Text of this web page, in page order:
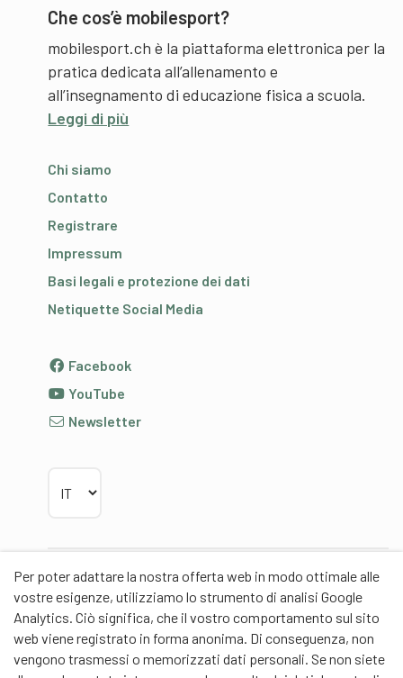
Per poter adattare la nostra offerta web in modo ottimale alle
vostre esigenze, utilizziamo lo strumento di analisi Google
Analytics. Ciò significa, che il vostro comportamento sul sito
web viene registrato in forma anonima. Di conseguenza, non
vengono trasmessi o memorizzati dati personali. Se non siete
Che cos’è mobilesport?
mobilesport.ch è la piattaforma elettronica per la
pratica dedicata all’allenamento e
all’insegnamento di educazione fisica a scuola.
Leggi di più
Chi siamo
Contatto
Registrare
Impressum
Basi legali e protezione dei dati
Netiquette Social Media
Facebook
YouTube
Newsletter
Partner